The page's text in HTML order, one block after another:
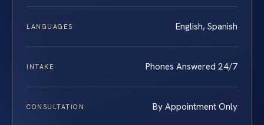
LANGUAGES English, Spanish
INTAKE Phones Answered 24/7
CONSULTATION By Appointment Only